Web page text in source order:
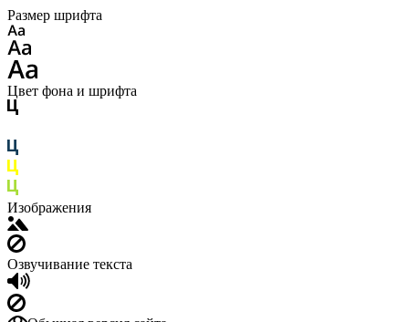
Размер шрифта
Цвет фона и шрифта
Изображения
Озвучивание текста